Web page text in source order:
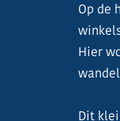
Op de
Hier
Dit